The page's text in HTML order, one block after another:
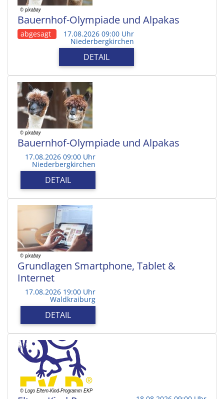
Bauernhof-Olympiade und Alpakas
abgesagt 17.08.2026 09:00 Uhr
Niederbergkirchen
DETAIL
Bauernhof-Olympiade und Alpakas
17.08.2026 09:00 Uhr
Niederbergkirchen
DETAIL
Grundlagen Smartphone, Tablet &
Internet
17.08.2026 19:00 Uhr
Waldkraiburg
DETAIL